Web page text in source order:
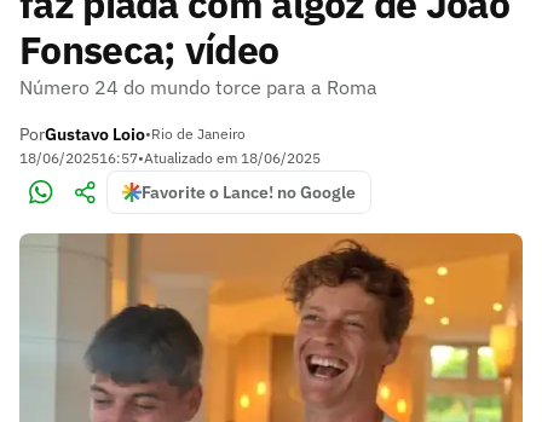
Fonseca; vídeo
Número 24 do mundo torce para a Roma
PorGustavo Loio•Rio de Janeiro
18/06/202516:57•Atualizado em 18/06/2025
Favorite o Lance! no Google